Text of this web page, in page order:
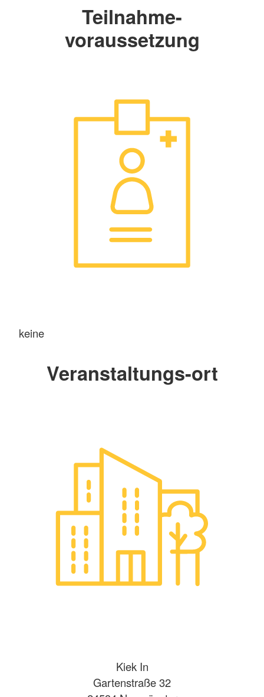
Teilnahme-
voraussetzung
keine
Veranstaltungs-ort
Kiek In
Gartenstraße 32